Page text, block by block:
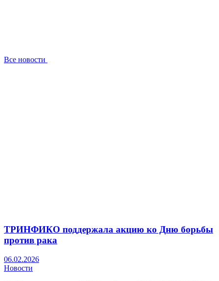
Все новости
ТРИНФИКО поддержала акцию ко Дню борьбы
против рака
06.02.2026
Новости